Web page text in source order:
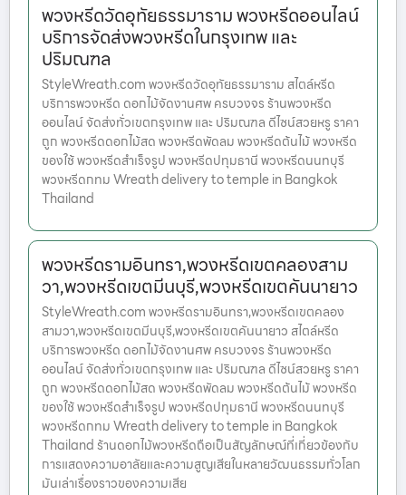
พวงหรีดวัดอุทัยธรรมาราม พวงหรีดออนไลน์
บริการจัดส่งพวงหรีดในกรุงเทพ และ
ปริมณฑล
StyleWreath.com พวงหรีดวัดอุทัยธรรมาราม สไตล์หรีด
บริการพวงหรีด ดอกไม้จัดงานศพ ครบวงจร ร้านพวงหรีด
ออนไลน์ จัดส่งทั่วเขตกรุงเทพ และ ปริมณฑล ดีไซน์สวยหรู ราคา
ถูก พวงหรีดดอกไม้สด พวงหรีดพัดลม พวงหรีดต้นไม้ พวงหรีด
ของใช้ พวงหรีดสำเร็จรูป พวงหรีดปทุมธานี พวงหรีดนนทบุรี
พวงหรีดกทม Wreath delivery to temple in Bangkok
Thailand
พวงหรีดรามอินทรา,พวงหรีดเขตคลองสาม
วา,พวงหรีดเขตมีนบุรี,พวงหรีดเขตคันนายาว
StyleWreath.com พวงหรีดรามอินทรา,พวงหรีดเขตคลอง
สามวา,พวงหรีดเขตมีนบุรี,พวงหรีดเขตคันนายาว สไตล์หรีด
บริการพวงหรีด ดอกไม้จัดงานศพ ครบวงจร ร้านพวงหรีด
ออนไลน์ จัดส่งทั่วเขตกรุงเทพ และ ปริมณฑล ดีไซน์สวยหรู ราคา
ถูก พวงหรีดดอกไม้สด พวงหรีดพัดลม พวงหรีดต้นไม้ พวงหรีด
ของใช้ พวงหรีดสำเร็จรูป พวงหรีดปทุมธานี พวงหรีดนนทบุรี
พวงหรีดกทม Wreath delivery to temple in Bangkok
Thailand ร้านดอกไม้พวงหรีดถือเป็นสัญลักษณ์ที่เกี่ยวข้องกับ
การแสดงความอาลัยและความสูญเสียในหลายวัฒนธรรมทั่วโลก
มันเล่าเรื่องราวของความเสีย